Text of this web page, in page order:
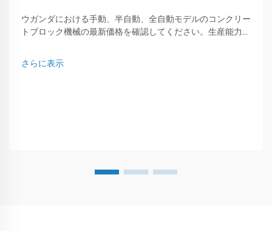
ウガンダにおける手動、半自動、全自動モデルのコンクリー
トブロック機械の最新価格を確認してください。生産能力、
びましょう。
さらに表示